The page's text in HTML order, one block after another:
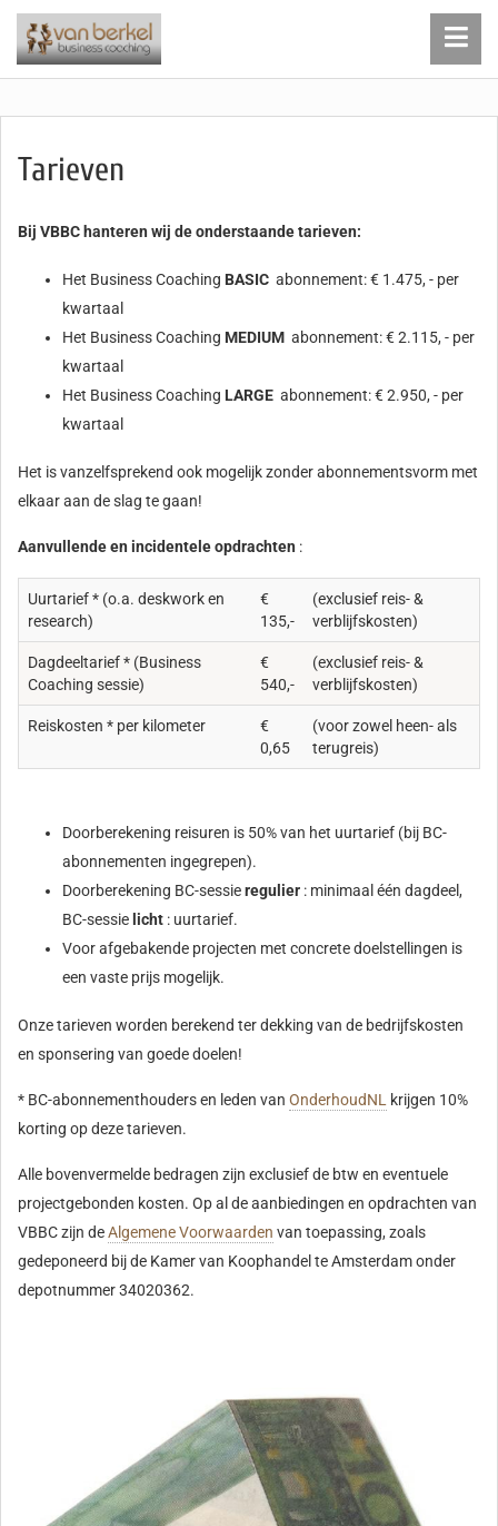
Tarieven
Bij VBBC hanteren wij de onderstaande tarieven:
Het Business Coaching BASIC abonnement: € 1.475, - per
kwartaal
Het Business Coaching MEDIUM abonnement: € 2.115, - per
kwartaal
Het Business Coaching LARGE abonnement: € 2.950, - per
kwartaal
Het is vanzelfsprekend ook mogelijk zonder abonnementsvorm met
elkaar aan de slag te gaan!
Aanvullende en incidentele opdrachten :
Uurtarief * (o.a. deskwork en
research)
€
135,-
(exclusief reis- &
verblijfskosten)
Dagdeeltarief * (Business
Coaching sessie)
€
540,-
(exclusief reis- &
verblijfskosten)
Reiskosten * per kilometer
€
0,65
(voor zowel heen- als
terugreis)
Doorberekening reisuren is 50% van het uurtarief (bij BC-
abonnementen ingegrepen).
Doorberekening BC-sessieregulier : minimaal één dagdeel,
BC-sessie licht : uurtarief.
Voor afgebakende projecten met concrete doelstellingen is
een vaste prijs mogelijk.
Onze tarieven worden berekend ter dekking van de bedrijfskosten
en sponsering van goede doelen!
* BC-abonnementhouders en leden van OnderhoudNL
krijgen 10%
korting op deze tarieven.
Alle bovenvermelde bedragen zijn exclusief de btw en eventuele
projectgebonden kosten. Op al de aanbiedingen en opdrachten van
VBBC zijn deAlgemene Voorwaarden van toepassing, zoals
gedeponeerd bij de Kamer van Koophandel te Amsterdam onder
depotnummer 34020362.